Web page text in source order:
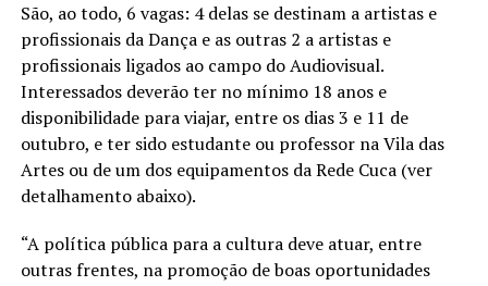
São, ao todo, 6 vagas: 4 delas se destinam a artistas e
profissionais da Dança e as outras 2 a artistas e
profissionais ligados ao campo do Audiovisual.
Interessados deverão ter no mínimo 18 anos e
disponibilidade para viajar, entre os dias 3 e 11 de
outubro, e ter sido estudante ou professor na Vila das
Artes ou de um dos equipamentos da Rede Cuca (ver
detalhamento abaixo).
“A política pública para a cultura deve atuar, entre
outras frentes, na promoção de boas oportunidades